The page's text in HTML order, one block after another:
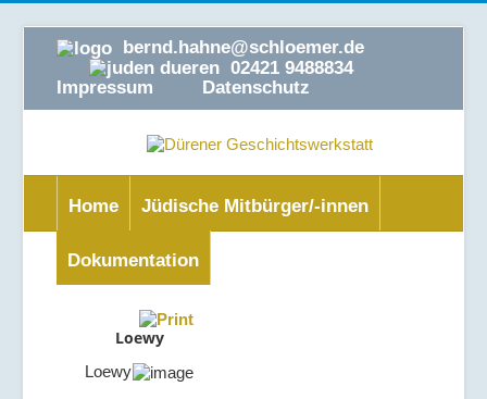
bernd.hahne@schloemer.de
02421 9488834
Impressum
Datenschutz
Home Jüdische Mitbürger/-innen
Dokumentation
Loewy
Loewy